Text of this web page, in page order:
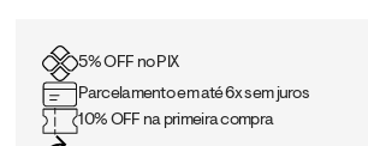
5% OFF no PIX
Parcelamento em até 6x sem juros
10% OFF na primeira compra